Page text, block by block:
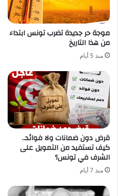
موجة حر جديدة تضرب تونس ابتداء
من هذا التاريخ
منذ 5 أيام
قرض دون ضمانات ولا فوائد..
كيف تستفيد من التمويل على
الشرف في تونس؟
منذ 7 أيام